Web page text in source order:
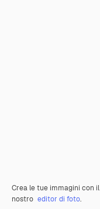
Crea le tue immagini con il
nostro editor di foto.